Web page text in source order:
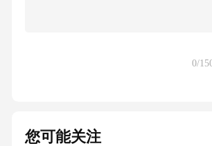
度。专题知识点梳理针对升学考试
和热点，进行专题知识点梳理和
拟真实升学考试环境和考试流程，
0/
您可能关注